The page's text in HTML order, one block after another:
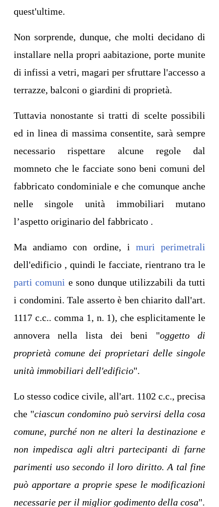
quest'ultime.
Non sorprende, dunque, che molti decidano di
installare nella propri aabitazione, porte munite
di infissi a vetri, magari per sfruttare l'accesso a
terrazze, balconi o giardini di proprietà.
Tuttavia nonostante si tratti di scelte possibili
ed in linea di massima consentite, sarà sempre
necessario rispettare alcune regole dal
momneto che le facciate sono beni comuni del
fabbricato condominiale e che comunque anche
nelle singole unità immobiliari mutano
l’aspetto originario del fabbricato .
Ma andiamo con ordine, i muri perimetrali
dell'edificio , quindi le facciate, rientrano tra le
parti comuni e sono dunque utilizzabili da tutti
i condomini. Tale asserto è ben chiarito dall'art.
1117 c.c.. comma 1, n. 1), che esplicitamente le
annovera nella lista dei beni "oggetto di
proprietà comune dei proprietari delle singole
unità immobiliari dell'edificio".
Lo stesso codice civile, all'art. 1102 c.c., precisa
che "ciascun condomino può servirsi della cosa
comune, purché non ne alteri la destinazione e
non impedisca agli altri partecipanti di farne
parimenti uso secondo il loro diritto. A tal fine
può apportare a proprie spese le modificazioni
necessarie per il miglior godimento della cosa".